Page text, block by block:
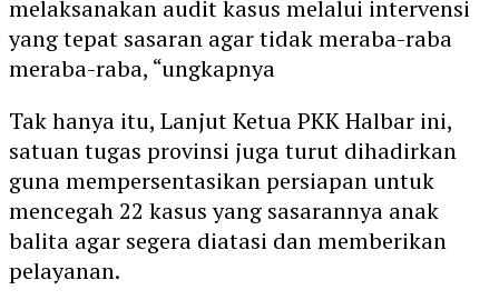
melaksanakan audit kasus melalui intervensi
yang tepat sasaran agar tidak meraba-raba
meraba-raba, “ungkapnya
Tak hanya itu, Lanjut Ketua PKK Halbar ini,
satuan tugas provinsi juga turut dihadirkan
guna mempersentasikan persiapan untuk
mencegah 22 kasus yang sasarannya anak
balita agar segera diatasi dan memberikan
pelayanan.